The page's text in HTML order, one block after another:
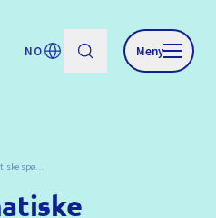
NO Meny
Diskuter tematiske spørsmål #Georg